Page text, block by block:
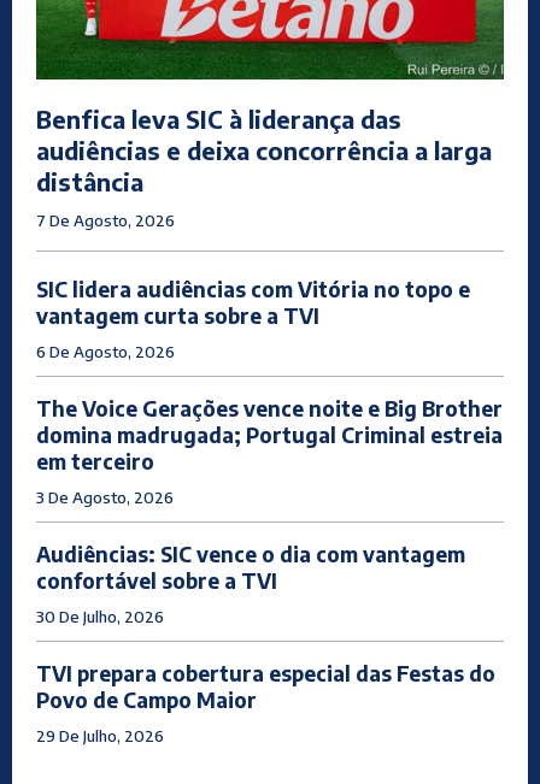
Benfica leva SIC à liderança das
audiências e deixa concorrência a larga
distância
7 De Agosto, 2026
SIC lidera audiências com Vitória no topo e
vantagem curta sobre a TVI
6 De Agosto, 2026
The Voice Gerações vence noite e Big Brother
domina madrugada; Portugal Criminal estreia
em terceiro
3 De Agosto, 2026
Audiências: SIC vence o dia com vantagem
confortável sobre a TVI
30 De Julho, 2026
TVI prepara cobertura especial das Festas do
Povo de Campo Maior
29 De Julho, 2026